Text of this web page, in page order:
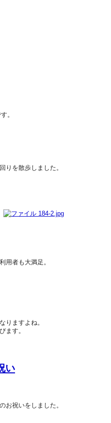
。
りを散歩しました。
用者も大満足。
りますよね。
ます。
い
お祝いをしました。